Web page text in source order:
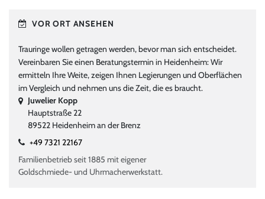
VOR ORT ANSEHEN
Trauringe wollen getragen werden, bevor man sich entscheidet.
Vereinbaren Sie einen Beratungstermin in Heidenheim: Wir
ermitteln Ihre Weite, zeigen Ihnen Legierungen und Oberflächen
im Vergleich und nehmen uns die Zeit, die es braucht.
Juwelier Kopp
Hauptstraße 22
89522 Heidenheim an der Brenz
+49 7321 22167
Familienbetrieb seit 1885 mit eigener
Goldschmiede- und Uhrmacherwerkstatt.